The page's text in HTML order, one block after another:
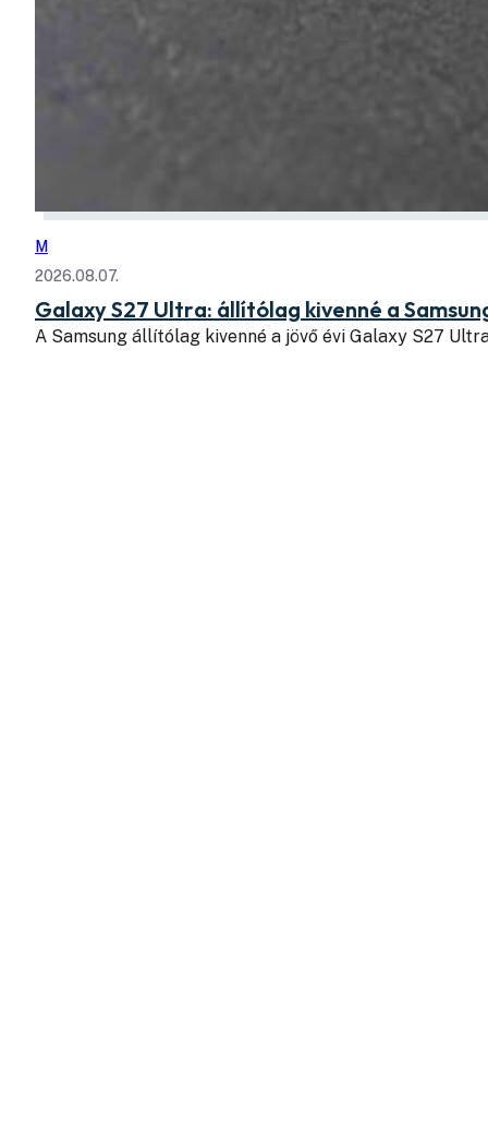
M
2026.08.07.
Galaxy S27 Ultra: állítólag kivenné a
A Samsung állítólag kivenné a jövő évi Galaxy S27